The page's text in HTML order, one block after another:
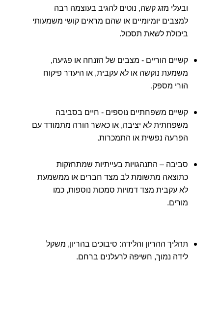
ובעלי מזג קשה, נוטים להגיב בעוצמה רבה
למצבים יומיומיים או שהם מראים קושי משמעותי
ביכולת לשאת תסכול.
קשיים הוריים - מצבים של הזנחה או פגיעה,
משמעת נוקשה או לא עקבית, או היעדר פיקוח
הורי מספק.
קשיים משפחתיים נוספים - חיים בסביבה
משפחתית לא יציבה, או כאשר הורה מתמודד עם
הפרעה נפשית או התמכרות.
סביבה – התנהגויות בעייתיות שמתחזקות
כתוצאה מתשומת לב מצד חברים או ממשמעת
לא עקבית מצד דמויות סמכות נוספות, כמו
מורים.
תהליך ההריון והלידה: סיבוכים בהריון, משקל
לידה נמוך, חשיפה לרעלנים ברחם.